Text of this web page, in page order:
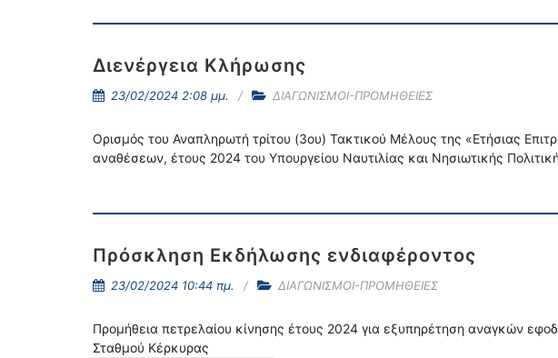
Διενέργεια Κλήρωσης
23/02/2024 2:08 μμ. ΔΙΑΓΩΝΙΣΜΟΙ-ΠΡΟΜΗΘΕΙΕΣ
Ορισμός του Αναπληρωτή τρίτου (3ου) Τακτικού Μέλους της «Ετήσιας
αναθέσεων, έτους 2024 του Υπουργείου Ναυτιλίας και Νησιωτικής
Πρόσκληση Εκδήλωσης ενδιαφέροντος
23/02/2024 10:44 πμ. ΔΙΑΓΩΝΙΣΜΟΙ-ΠΡΟΜΗΘΕΙΕΣ
Προμήθεια πετρελαίου κίνησης έτους 2024 για εξυπηρέτηση αναγκών
Σταθμού Κέρκυρας